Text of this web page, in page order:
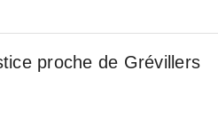
proche de Grévillers